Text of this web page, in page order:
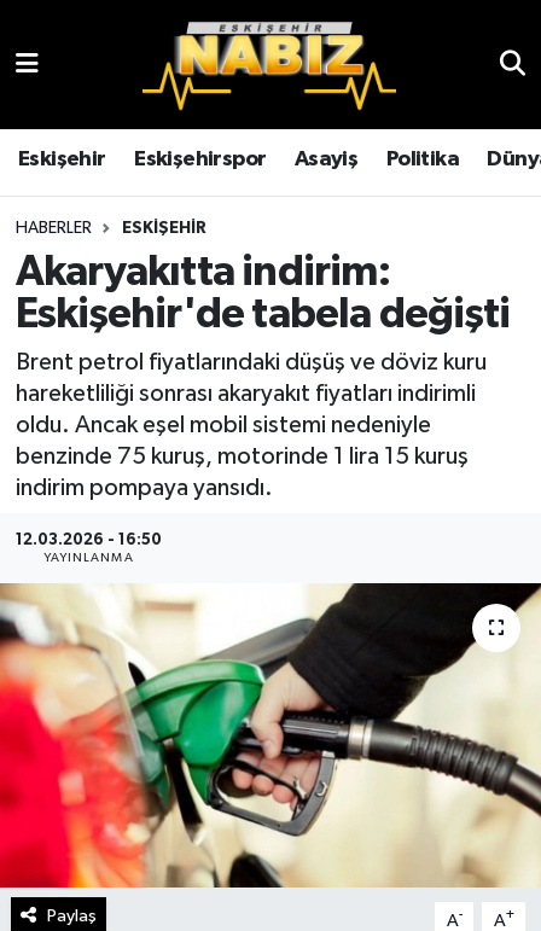
Eskişehir Eskişehirspor Asayiş Politika
HABERLER ESKIŞEHIR
Akaryakıtta indirim:
Eskişehir'de tabela değişti
Brent petrol fiyatlarındaki düşüş ve döviz kuru
hareketliliği sonrası akaryakıt fiyatları indirimli
oldu. Ancak eşel mobil sistemi nedeniyle
benzinde 75 kuruş, motorinde 1 lira 15 kuruş
indirim pompaya yansıdı.
12.03.2026 - 16:50
YAYINLANMA
Paylaş A- A+
Çevre
Eğitim
Ekonomi
Eskişehir
Eskişehirspor
Gündem
Kültür Sanat
Magazin
Politika
Sağlık
Spor
Eskişehir Hava Durumu
Eskişehir Trafik Yoğunluk Haritası
TFF 3.Lig 4.Grup Puan Durumu ve Fikstür
Tüm Manşetler
Son Dakika Haberleri
Haber Arşivi